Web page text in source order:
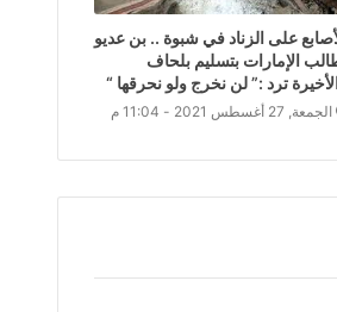
على الزناد في شبوة .. بن عديو
الإمارات بتسليم بلحاف
ترد :” لن نخرج ولو نحرقها “
الجمعة, 27 أغسطس 2021 - 11:04 م